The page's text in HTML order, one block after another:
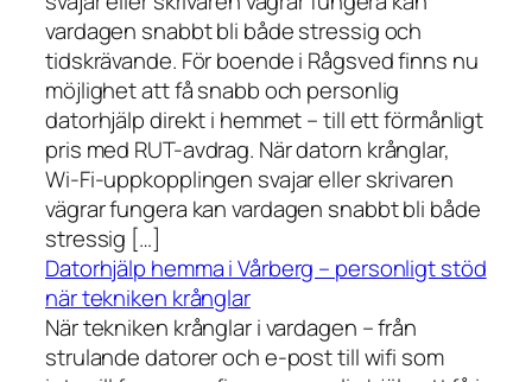
vardagen snabbt bli både stressig och
tidskrävande. För boende i Rågsved finns nu
möjlighet att få snabb och personlig
datorhjälp direkt i hemmet – till ett förmånligt
pris med RUT-avdrag. När datorn krånglar,
Wi-Fi-uppkopplingen svajar eller skrivaren
vägrar fungera kan vardagen snabbt bli både
stressig […]
Datorhjälp hemma i Vårberg – personligt stöd
när tekniken krånglar
När tekniken krånglar i vardagen – från
strulande datorer och e-post till wifi som